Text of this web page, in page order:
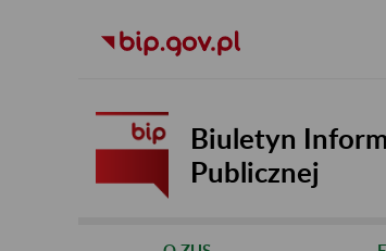
Biuletyn
Publicznej